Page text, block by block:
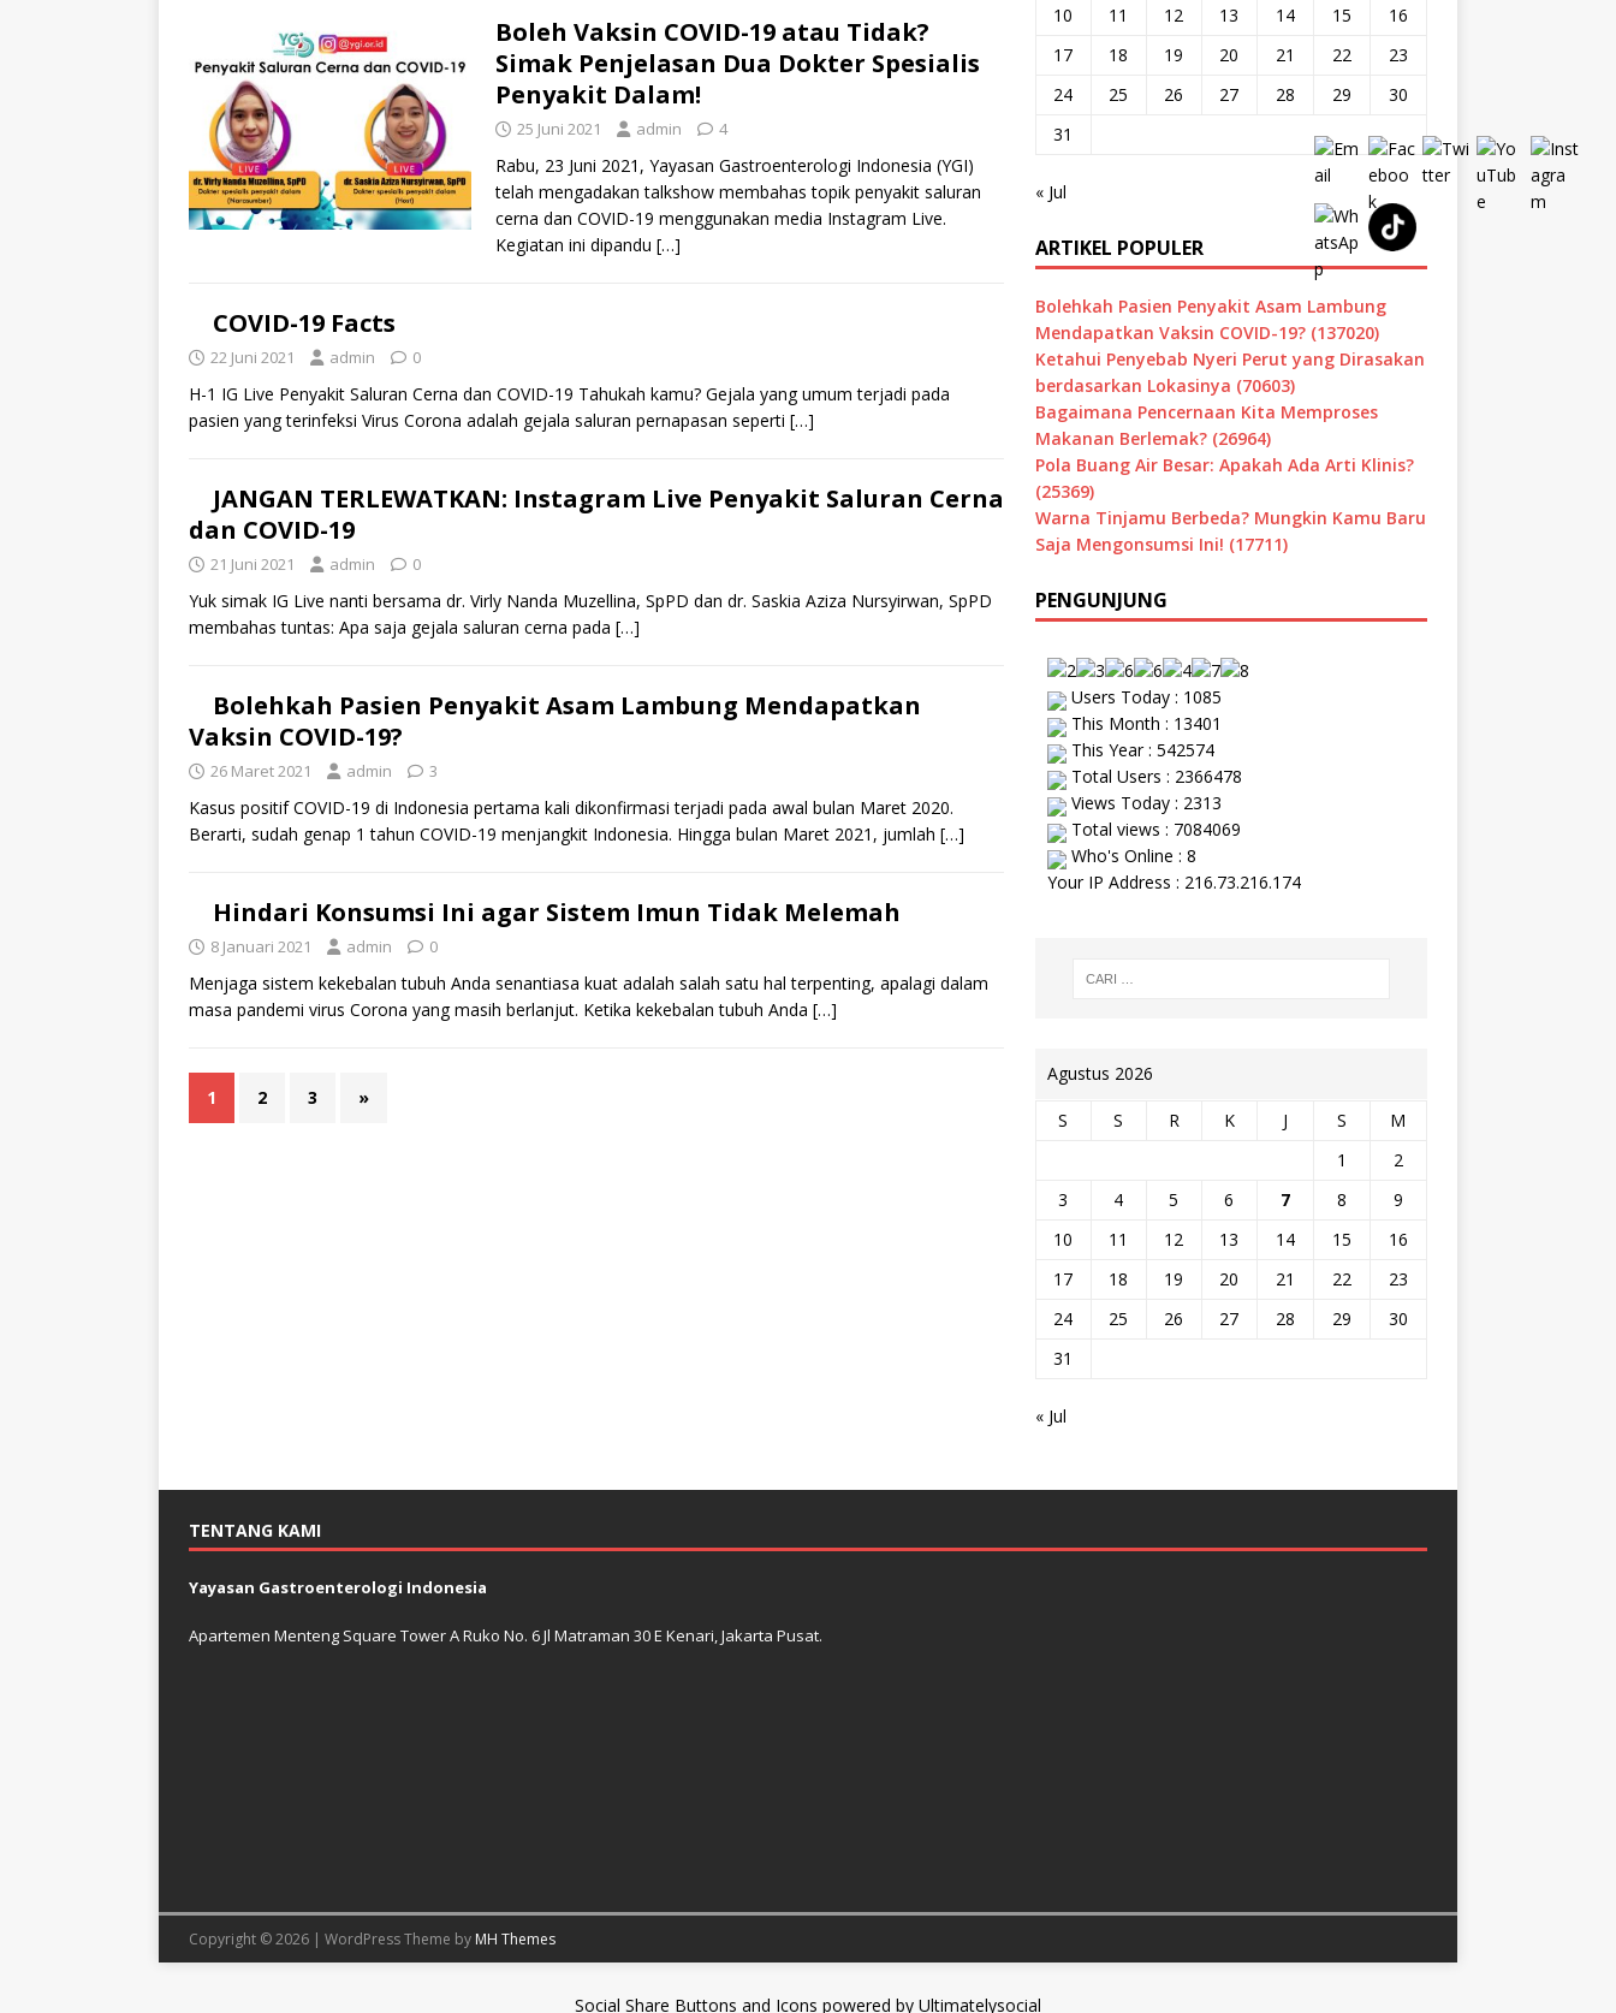
Boleh Vaksin COVID-19 atau Tidak?
Simak Penjelasan Dua Dokter Spesialis
Penyakit Dalam!
25 Juni 2021 admin 4
Rabu, 23 Juni 2021, Yayasan Gastroenterologi Indonesia (YGI)
telah mengadakan talkshow membahas topik penyakit saluran
cerna dan COVID-19 menggunakan media Instagram Live.
Kegiatan ini dipandu […]
COVID-19 Facts
22 Juni 2021 admin 0
H-1 IG Live Penyakit Saluran Cerna dan COVID-19 Tahukah kamu? Gejala yang umum terjadi pada
pasien yang terinfeksi Virus Corona adalah gejala saluran pernapasan seperti […]
JANGAN TERLEWATKAN: Instagram Live Penyakit Saluran Cerna
dan COVID-19
21 Juni 2021 admin 0
Yuk simak IG Live nanti bersama dr. Virly Nanda Muzellina, SpPD dan dr. Saskia Aziza Nursyirwan, SpPD
membahas tuntas: Apa saja gejala saluran cerna pada […]
Bolehkah Pasien Penyakit Asam Lambung Mendapatkan
Vaksin COVID-19?
26 Maret 2021 admin 3
Kasus positif COVID-19 di Indonesia pertama kali dikonfirmasi terjadi pada awal bulan Maret 2020.
Berarti, sudah genap 1 tahun COVID-19 menjangkit Indonesia. Hingga bulan Maret 2021, jumlah […]
Hindari Konsumsi Ini agar Sistem Imun Tidak Melemah
8 Januari 2021 admin 0
Menjaga sistem kekebalan tubuh Anda senantiasa kuat adalah salah satu hal terpenting, apalagi dalam
masa pandemi virus Corona yang masih berlanjut. Ketika kekebalan tubuh Anda […]
1 2 3 »
10
11 12 13 14 15
16
17
18 19 20 21 22
23
24
25 26 27 28 29
30
31
« Jul
ARTIKEL POPULER
Bolehkah Pasien Penyakit Asam Lambung
Mendapatkan Vaksin COVID-19? (137020)
Ketahui Penyebab Nyeri Perut yang Dirasakan
berdasarkan Lokasinya (70603)
Bagaimana Pencernaan Kita Memproses
Makanan Berlemak? (26964)
Pola Buang Air Besar: Apakah Ada Arti Klinis?
(25369)
Warna Tinjamu Berbeda? Mungkin Kamu Baru
Saja Mengonsumsi Ini! (17711)
PENGUNJUNG
Users Today : 1085
This Month : 13401
This Year : 542574
Total Users : 2366478
Views Today : 2313
Total views : 7084069
Who's Online : 8
Your IP Address : 216.73.216.174
Agustus 2026
S S R K J S
M
1
2
3
4 5 6 7 8
9
10
11 12 13 14 15
16
17
18 19 20 21 22
23
24
25 26 27 28 29
30
31
« Jul
TENTANG KAMI
Yayasan Gastroenterologi Indonesia
Apartemen Menteng Square Tower A Ruko No. 6 Jl Matraman 30 E Kenari, Jakarta Pusat.
Copyright © 2026 | WordPress Theme by MH Themes
Social Share Buttons and Icons powered by Ultimatelysocial